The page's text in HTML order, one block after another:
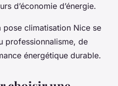
d’économie d’énergie.
pose climatisation Nice se
professionnalisme, de
énergétique durable.